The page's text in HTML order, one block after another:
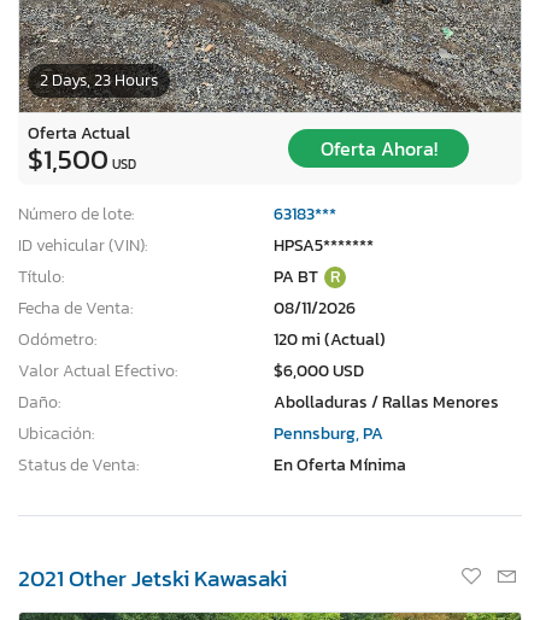
2 Days, 23 Hours
Oferta Actual
$1,500 USD
Oferta Ahora!
Número de lote:
63183***
ID vehicular (VIN):
HPSA5*******
Título:
PA BT R
Fecha de Venta:
08/11/2026
Odómetro:
120 mi (Actual)
Valor Actual Efectivo:
$6,000 USD
Daño:
Abolladuras / Rallas Menores
Ubicación:
Pennsburg, PA
Status de Venta:
En Oferta Mínima
2021 Other Jetski Kawasaki